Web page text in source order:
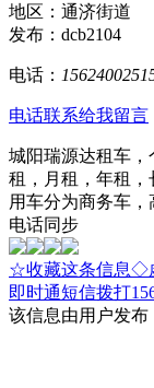
地区：通济街道
发布：dcb2104
电话：
电话联系给我留言
城阳瑞源达租车，
租，月租，年租，
用车分为商务车
电话同步
☆收藏这条信息◇
即时通短信拨打
该信息由用户发